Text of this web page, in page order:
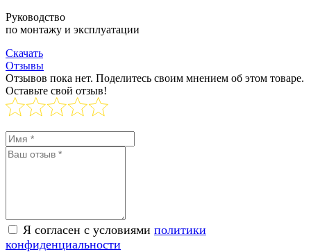
Руководство
по монтажу и эксплуатации
Скачать
Отзывы
Отзывов пока нет. Поделитесь своим мнением об этом товаре.
Оставьте свой отзыв!
Я согласен с условиями политики
конфиденциальности